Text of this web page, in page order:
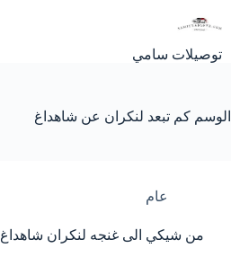
إلى
توصيلات سامي
الوسم كم تبعد لنكران عن شاهداغ
عام
من شيكي الى غنجه لنكران شاهداغ